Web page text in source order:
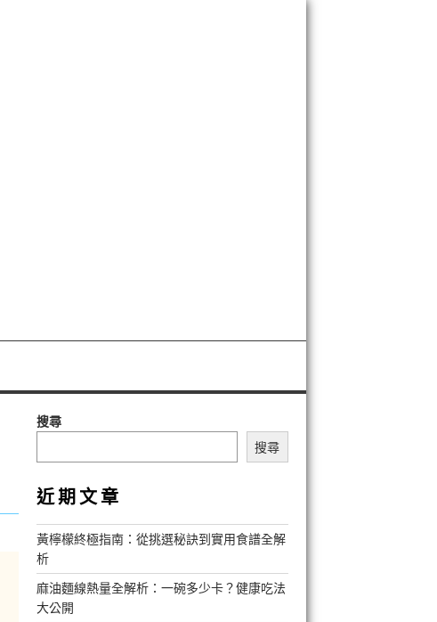
搜尋
搜尋
近期文章
黃檸檬終極指南：從挑選秘訣到實用食譜全解
析
麻油麵線熱量全解析：一碗多少卡？健康吃法
大公開